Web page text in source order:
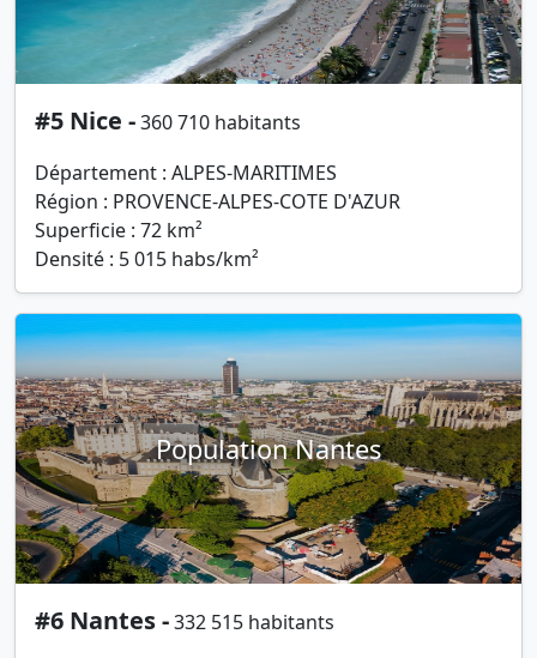
#5 Nice -360 710 habitants
Département : ALPES-MARITIMES
Région : PROVENCE-ALPES-COTE D'AZUR
Superficie : 72 km²
Densité : 5 015 habs/km²
Population Nantes
#6 Nantes -332 515 habitants